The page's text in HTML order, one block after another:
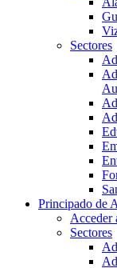
Sectores
Principado de
Acceder
Sectores